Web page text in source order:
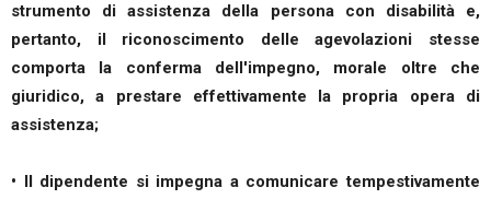
strumento di assistenza della persona con disabilità e,
pertanto, il riconoscimento delle agevolazioni stesse
comporta la conferma dell'impegno, morale oltre che
giuridico, a prestare effettivamente la propria opera di
assistenza;
• Il dipendente si impegna a comunicare tempestivamente